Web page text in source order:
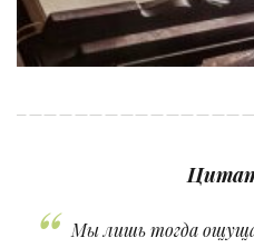
Мы лишь тогда